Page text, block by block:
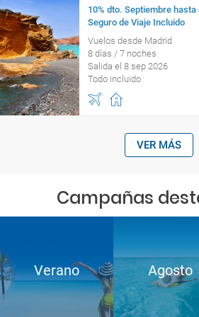
10% dto. Septiembre hasta
Seguro de Viaje Incluido
Vuelos desde Madrid
8 días / 7 noches
Salida el 8 sep 2026
Todo incluido
VER MÁS
Campañas
Verano Agosto